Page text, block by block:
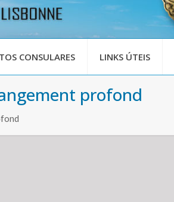
CONSULARES LINKS ÚTEIS
profond